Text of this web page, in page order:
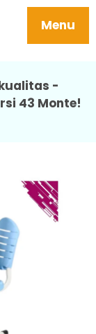
Menu
43
-
43 Monte!